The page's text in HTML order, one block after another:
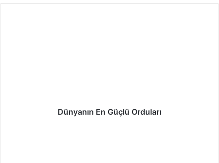
sit bo
ra
Dünyanın En Güçlü Orduları